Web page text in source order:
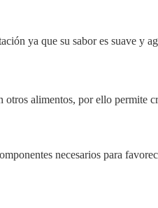
ya que su sabor es suave y
otros alimentos, por ello permite
necesarios para